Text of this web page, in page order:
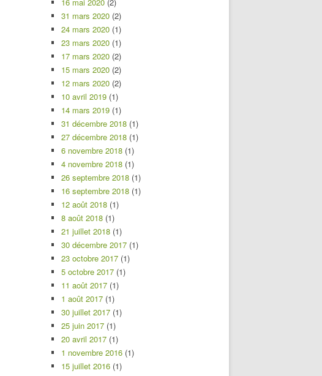
31 mars 2020 (2)
24 mars 2020 (1)
23 mars 2020 (1)
17 mars 2020 (2)
15 mars 2020 (2)
12 mars 2020 (2)
10 avril 2019 (1)
14 mars 2019 (1)
31 décembre 2018 (1)
27 décembre 2018 (1)
6 novembre 2018 (1)
4 novembre 2018 (1)
26 septembre 2018 (1)
16 septembre 2018 (1)
12 août 2018 (1)
8 août 2018 (1)
21 juillet 2018 (1)
30 décembre 2017 (1)
23 octobre 2017 (1)
5 octobre 2017 (1)
11 août 2017 (1)
1 août 2017 (1)
30 juillet 2017 (1)
25 juin 2017 (1)
20 avril 2017 (1)
1 novembre 2016 (1)
15 juillet 2016 (1)